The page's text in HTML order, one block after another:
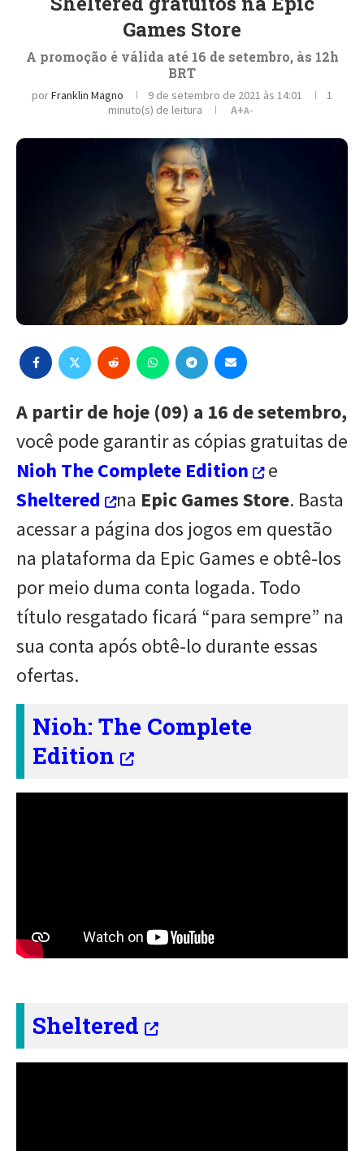
Games Store
A promoção é válida até 16 de setembro, às 12h
BRT
porFranklin Magno 9 de setembro de 2021 às 14:01
1
minuto(s) de leitura
A+A-
A partir de hoje (09) a 16 de setembro,
você pode garantir as cópias gratuitas de
Nioh The Complete Edition
e
Sheltered
na Epic Games Store. Basta
acessar a página dos jogos em questão
na plataforma da Epic Games e obtê-los
por meio duma conta logada. Todo
título resgatado ficará “para sempre” na
sua conta após obtê-lo durante essas
ofertas.
Nioh: The Complete
Edition
Sheltered